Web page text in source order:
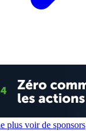
plus voir de sponsors